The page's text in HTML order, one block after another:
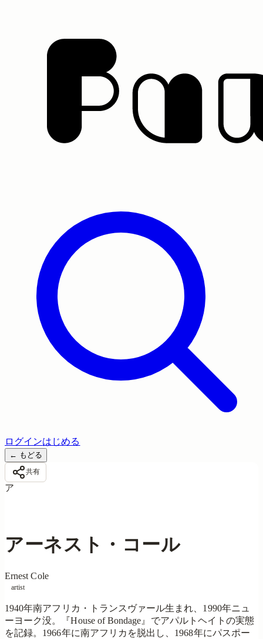
ログインはじめる
← もどる
共有
ア
アーネスト・コール
Ernest Cole
artist
1940年南アフリカ・トランスヴァール生まれ、1990年ニュ
ーヨーク没。『House of Bondage』でアパルトヘイトの実態
を記録。1966年に南アフリカを脱出し、1968年にパスポー